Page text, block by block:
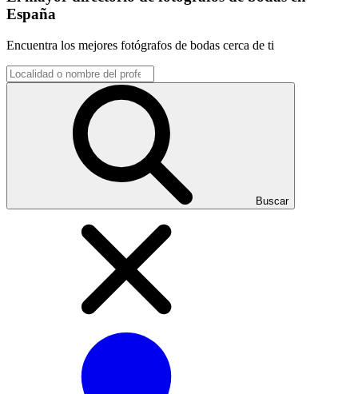
España
Encuentra los mejores fotógrafos de bodas cerca de ti
Buscar